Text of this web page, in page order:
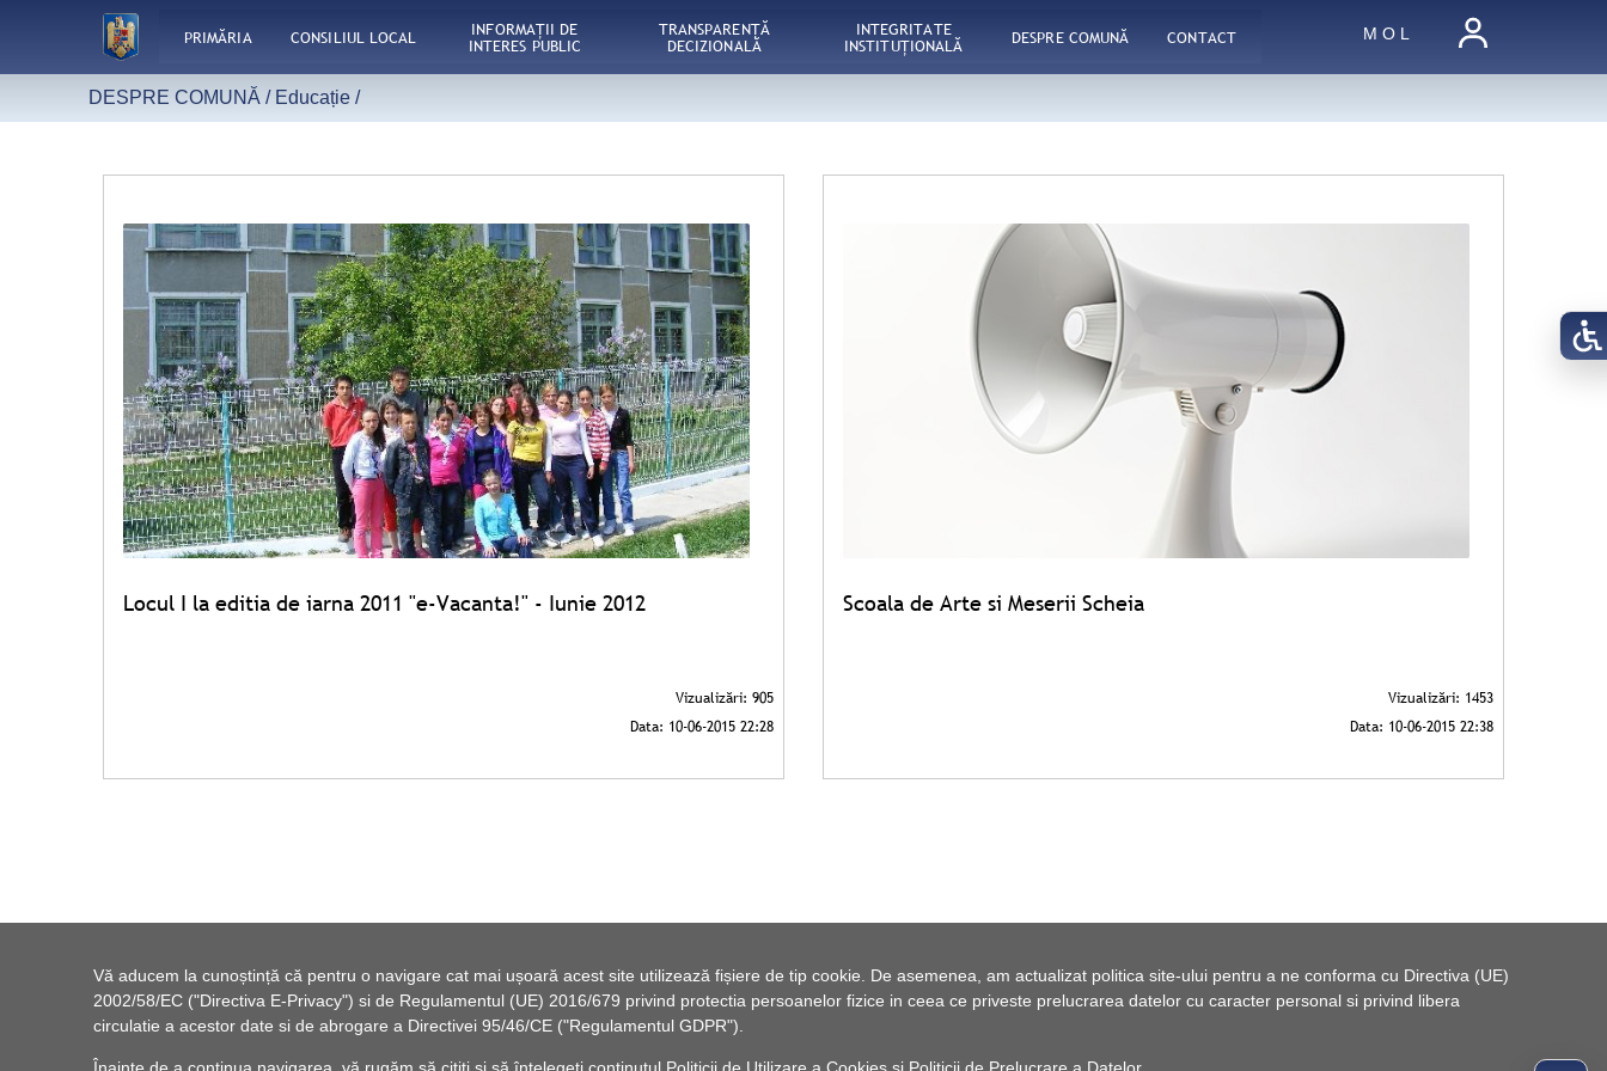
Vă aducem la cunoștință că pentru o navigare cat mai ușoară acest site utilizează fișiere de tip cookie. De asemenea, am actualizat politica site-ului pentru a ne conforma cu Directiva (UE)
2002/58/EC ("Directiva E-Privacy") si de Regulamentul (UE) 2016/679 privind protectia persoanelor fizice in ceea ce priveste prelucrarea datelor cu caracter personal si privind libera
circulatie a acestor date si de abrogare a Directivei 95/46/CE ("Regulamentul GDPR").
PRIMĂRIA CONSILIUL LOCAL INFORMAŢII DE
INTERES PUBLIC
TRANSPARENȚĂ
DECIZIONALĂ
INTEGRITATE
INSTITUȚIONALĂ DESPRE COMUNĂ CONTACT M O L
DESPRE COMUNĂ / Educație /
Locul I la editia de iarna 2011 "e-Vacanta!" - Iunie 2012 Scoala de Arte si Meserii Scheia